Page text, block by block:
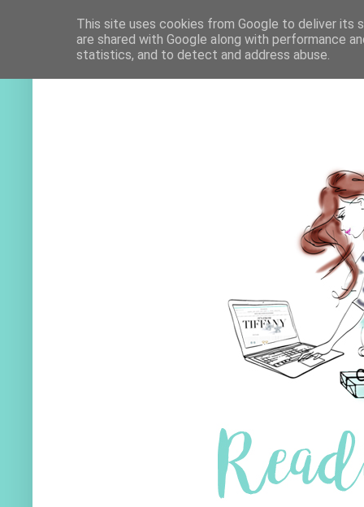
This site uses cookies from Google to deliver its
are shared with Google along with performance
statistics, and to detect and address abuse.